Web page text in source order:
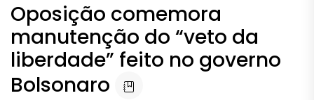
Oposição comemora
manutenção do “veto da
liberdade” feito no governo
Bolsonaro